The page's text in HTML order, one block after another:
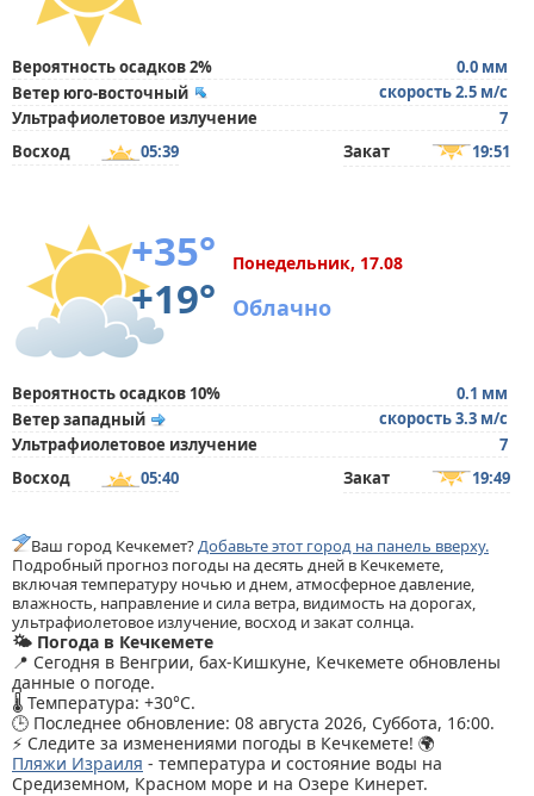
Вероятность осадков 2%
0.0 мм
Ветер юго-восточный
скорость 2.5 м/с
Ультрафиолетовое излучение
7
Восход
05:39 Закат 19:51
+35°
+19°
Понедельник, 17.08
Облачно
Вероятность осадков 10%
0.1 мм
Ветер западный
скорость 3.3 м/с
Ультрафиолетовое излучение
7
Восход
05:40 Закат 19:49
Ваш город Кечкемет?Добавьте этот город на панель вверху.
Подробный прогноз погоды на десять дней в Кечкемете,
включая температуру ночью и днем, атмосферное давление,
влажность, направление и сила ветра, видимость на дорогах,
ультрафиолетовое излучение, восход и закат солнца.
🌤️ Погода в Кечкемете
📍 Сегодня в Венгрии, бах-Кишкуне, Кечкемете обновлены
данные о погоде.
🌡️ Температура: +30°C.
🕒 Последнее обновление: 08 августа 2026, Суббота, 16:00.
⚡ Следите за изменениями погоды в Кечкемете! 🌍
Пляжи Израиля - температура и состояние воды на
Средиземном, Красном море и на Озере Кинерет.